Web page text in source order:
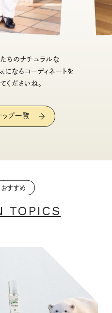
ちのナチュラルな
になるコーディネートを
くださいね。
ップ一覧
すすめ
TOPICS